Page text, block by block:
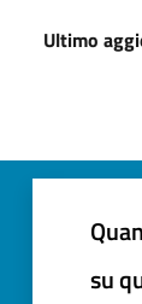
Ultimo
su